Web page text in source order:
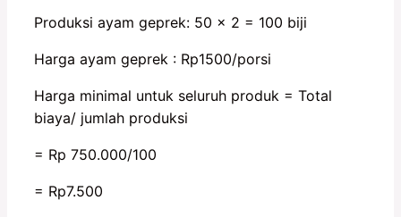
Produksi ayam geprek: 50 x 2 = 100 biji
Harga ayam geprek : Rp1500/porsi
Harga minimal untuk seluruh produk = Total
biaya/ jumlah produksi
= Rp 750.000/100
= Rp7.500